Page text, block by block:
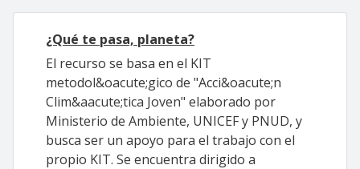
¿Qué te pasa, planeta?
El recurso se basa en el KIT
metodol&oacute;gico de "Acci&oacute;n
Clim&aacute;tica Joven" elaborado por
Ministerio de Ambiente, UNICEF y PNUD, y
busca ser un apoyo para el trabajo con el
propio KIT. Se encuentra dirigido a